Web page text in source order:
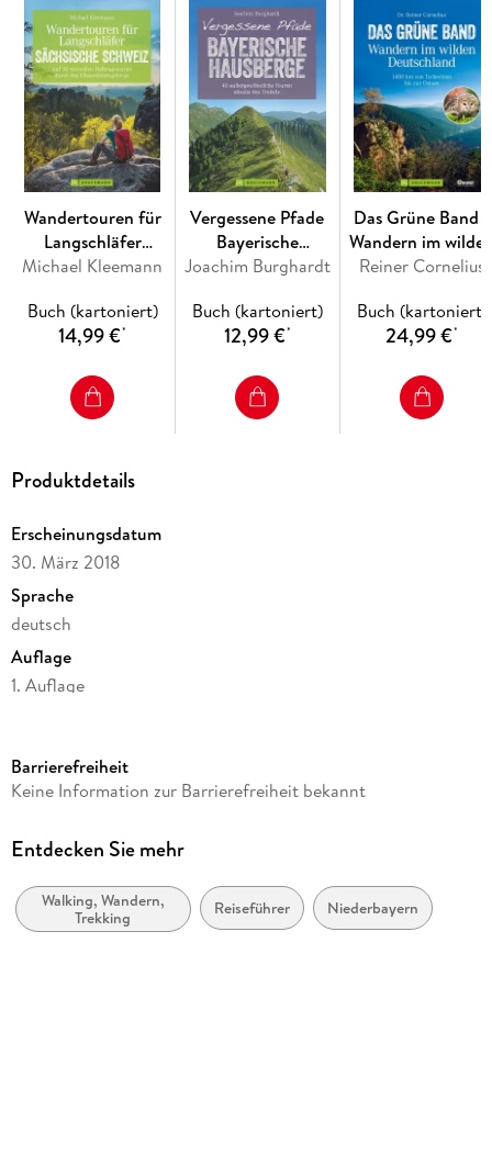
Wandertouren für
Langschläfer
Sächsische Schweiz
Michael Kleemann
Buch (kartoniert)
14,99 €*
Vergessene Pfade
Bayerische
Hausberge
Joachim Burghardt
Buch (kartoniert)
12,99 €*
Das Grüne Band -
Wandern im
Deutschland
Reiner Cornelius
Buch (kartoniert)
24,99 €*
Produktdetails
Erscheinungsdatum
30. März 2018
Sprache
deutsch
Auflage
1. Auflage
Reihe
Autor/Autorin
Verlag/Hersteller
Bruckmann Verlag GmbH
Barrierefreiheit
Keine Information zur Barrierefreiheit bekannt
Entdecken Sie mehr
Walking, Wandern,
Trekking
Reiseführer Niederbayern